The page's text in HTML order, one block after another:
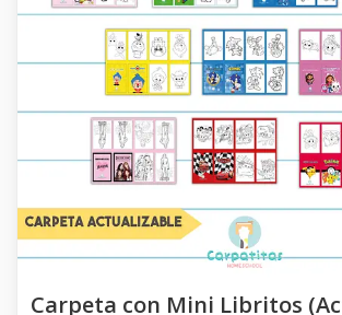
Carpeta con Mini Libritos